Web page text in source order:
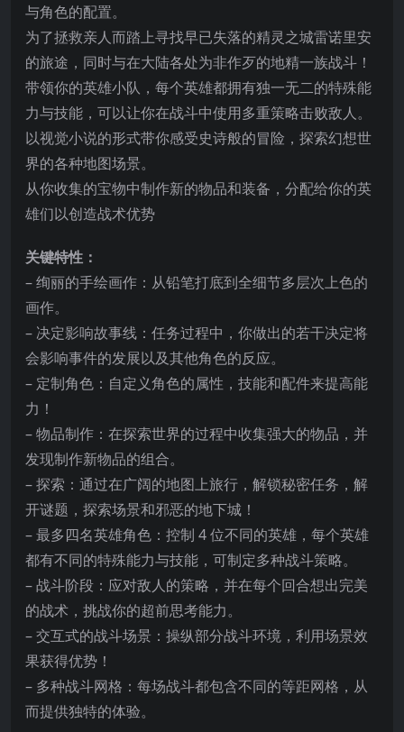
与角色的配置。
为了拯救亲人而踏上寻找早已失落的精灵之城雷诺里安
的旅途，同时与在大陆各处为非作歹的地精一族战斗！
带领你的英雄小队，每个英雄都拥有独一无二的特殊能
力与技能，可以让你在战斗中使用多重策略击败敌人。
以视觉小说的形式带你感受史诗般的冒险，探索幻想世
界的各种地图场景。
从你收集的宝物中制作新的物品和装备，分配给你的英
雄们以创造战术优势
关键特性：
– 绚丽的手绘画作：从铅笔打底到全细节多层次上色的
画作。
– 决定影响故事线：任务过程中，你做出的若干决定将
会影响事件的发展以及其他角色的反应。
– 定制角色：自定义角色的属性，技能和配件来提高能
力！
– 物品制作：在探索世界的过程中收集强大的物品，并
发现制作新物品的组合。
– 探索：通过在广阔的地图上旅行，解锁秘密任务，解
开谜题，探索场景和邪恶的地下城！
– 最多四名英雄角色：控制 4 位不同的英雄，每个英雄
都有不同的特殊能力与技能，可制定多种战斗策略。
– 战斗阶段：应对敌人的策略，并在每个回合想出完美
的战术，挑战你的超前思考能力。
– 交互式的战斗场景：操纵部分战斗环境，利用场景效
果获得优势！
– 多种战斗网格：每场战斗都包含不同的等距网格，从
而提供独特的体验。